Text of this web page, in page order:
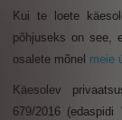
Kui te loete
põhjuseks on see,
osalete mõnel meie
Käesolev
679/2016 (edaspidi